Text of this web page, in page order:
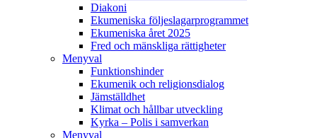
Diakoni
Ekumeniska följeslagarprogrammet
Ekumeniska året 2025
Fred och mänskliga rättigheter
Menyval
Funktionshinder
Ekumenik och religionsdialog
Jämställdhet
Klimat och hållbar utveckling
Kyrka – Polis i samverkan
Menyval